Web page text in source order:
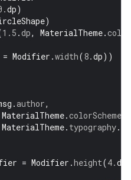
dp)
)
1.5 .dp, MaterialTheme.
= Modifier .width(8.dp))
.author,
MaterialTheme.colorScheme
MaterialTheme. typography.
= Modifier .height(4.dp